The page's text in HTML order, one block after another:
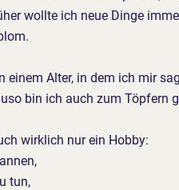
wollte ich neue Dinge
einem Alter, in dem ich mir
bin ich auch zum Töpfern
wirklich nur ein Hobby:
tun,